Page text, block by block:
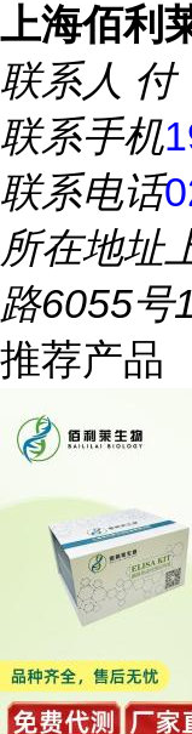
上海佰利
联系人 付
联系手机
联系电话
所在地址
路6055号
推荐产品